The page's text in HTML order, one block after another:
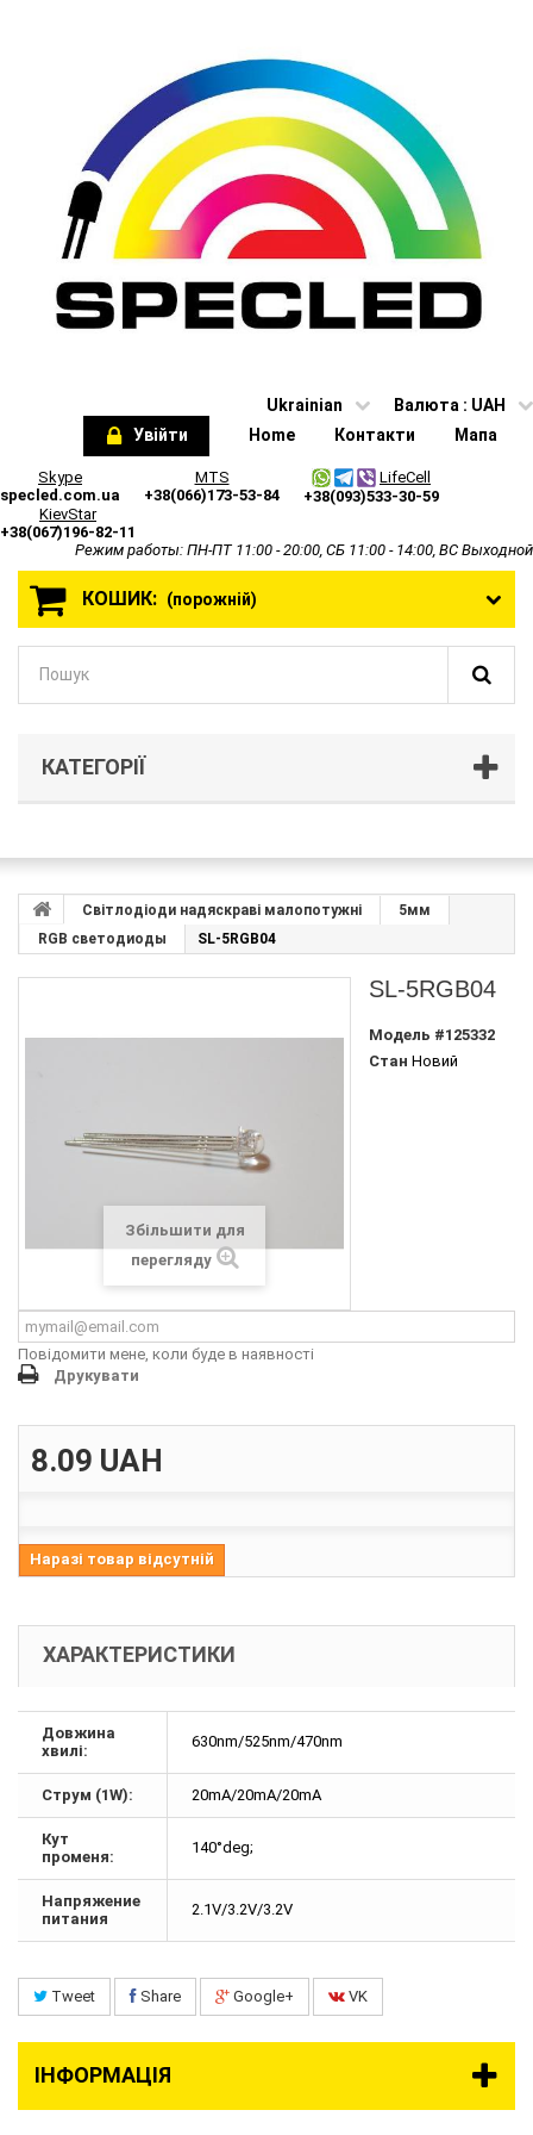
Валюта : UAH
Ukrainian
Home
Контакти Мапа
Увійти
Skype
specled.com.ua
MTS
+38(066)173-53-84
LifeCell
+38(093)533-30-59
KievStar
+38(067)196-82-11
Режим работы: ПН-ПТ 11:00 - 20:00, СБ 11:00 - 14:00, ВС Выходной
КОШИК: (порожній)
КАТЕГОРІЇ
Світлодіоди надяскраві малопотужні
5мм
RGB светодиоды
SL-5RGB04
Збільшити для
перегляду
SL-5RGB04
Модель #125332
Стан Новий
Повідомити мене, коли буде в наявності
Друкувати
8.09 UAH
Наразі товар відсутній
ХАРАКТЕРИСТИКИ
Довжина
хвилі:
630nm/525nm/470nm
Струм (1W): 20mA/20mA/20mA
Кут
променя:
140°deg;
Напряжение
питания
2.1V/3.2V/3.2V
Tweet Share Google+ VK
ІНФОРМАЦІЯ